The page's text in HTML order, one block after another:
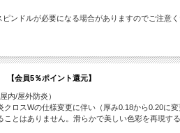
ドルが必要になる場合がありますのでご注意く
会員5％ポイント還元】
内/屋外防炎）
ロスWの仕様変更に伴い（厚み0.18から0.20に
とはありません。滑らかで美しい色彩を再現